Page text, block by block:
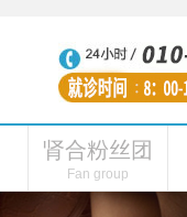
肾虚的表现 肾阳虚症
肾合内刊 肾合头
肾合粉丝团
Fan group